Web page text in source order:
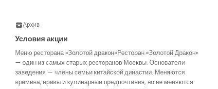
Архив
Условия акции
Меню ресторана «Золотой дракон»Ресторан «Золотой Дракон»
— один из самых старых ресторанов Москвы. Основатели
заведения — члены семьи китайской династии. Меняются
времена, нравы и кулинарные предпочтения, но не меняются